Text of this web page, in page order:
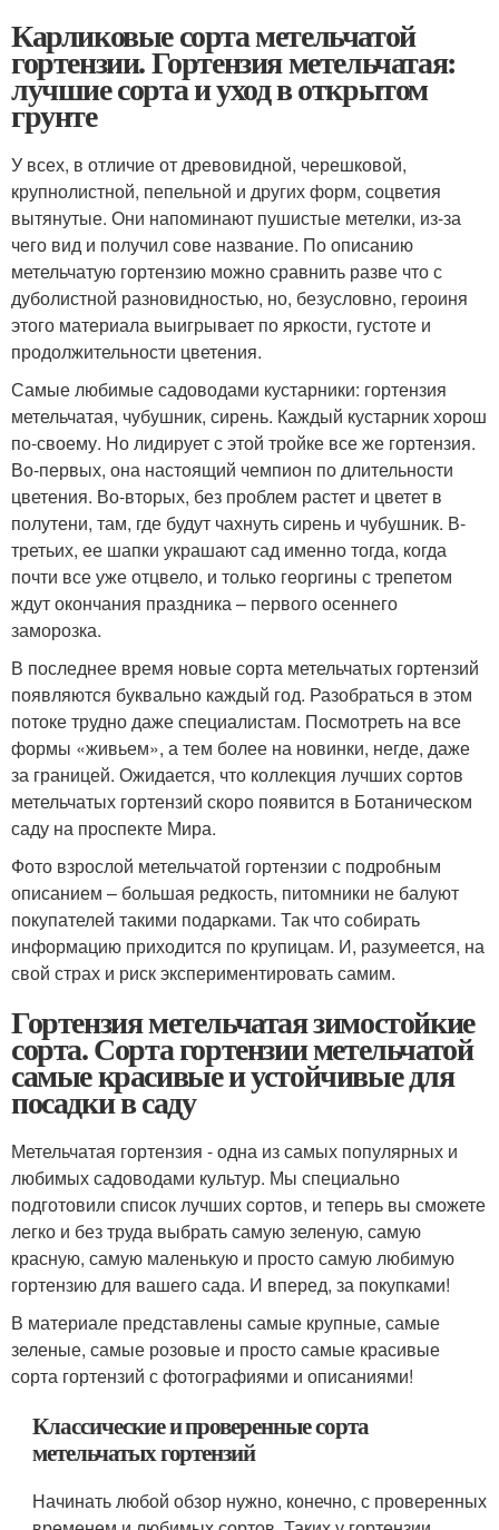
Карликовые сорта метельчатой
гортензии. Гортензия метельчатая:
лучшие сорта и уход в открытом
грунте
У всех, в отличие от древовидной, черешковой,
крупнолистной, пепельной и других форм, соцветия
вытянутые. Они напоминают пушистые метелки, из-за
чего вид и получил сове название. По описанию
метельчатую гортензию можно сравнить разве что с
дуболистной разновидностью, но, безусловно, героиня
этого материала выигрывает по яркости, густоте и
продолжительности цветения.
Самые любимые садоводами кустарники: гортензия
метельчатая, чубушник, сирень. Каждый кустарник хорош
по-своему. Но лидирует с этой тройке все же гортензия.
Во-первых, она настоящий чемпион по длительности
цветения. Во-вторых, без проблем растет и цветет в
полутени, там, где будут чахнуть сирень и чубушник. В-
третьих, ее шапки украшают сад именно тогда, когда
почти все уже отцвело, и только георгины с трепетом
ждут окончания праздника – первого осеннего
заморозка.
В последнее время новые сорта метельчатых гортензий
появляются буквально каждый год. Разобраться в этом
потоке трудно даже специалистам. Посмотреть на все
формы «живьем», а тем более на новинки, негде, даже
за границей. Ожидается, что коллекция лучших сортов
метельчатых гортензий скоро появится в Ботаническом
саду на проспекте Мира.
Фото взрослой метельчатой гортензии с подробным
описанием – большая редкость, питомники не балуют
покупателей такими подарками. Так что собирать
информацию приходится по крупицам. И, разумеется, на
свой страх и риск экспериментировать самим.
Гортензия метельчатая зимостойкие
сорта. Сорта гортензии метельчатой
самые красивые и устойчивые для
посадки в саду
Метельчатая гортензия - одна из самых популярных и
любимых садоводами культур. Мы специально
подготовили список лучших сортов, и теперь вы сможете
легко и без труда выбрать самую зеленую, самую
красную, самую маленькую и просто самую любимую
гортензию для вашего сада. И вперед, за покупками!
В материале представлены самые крупные, самые
зеленые, самые розовые и просто самые красивые
сорта гортензий с фотографиями и описаниями!
Классические и проверенные сорта
метельчатых гортензий
Начинать любой обзор нужно, конечно, с проверенных